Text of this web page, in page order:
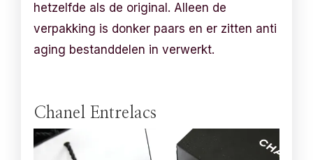
hetzelfde als de original. Alleen de
verpakking is donker paars en er zitten anti
aging bestanddelen in verwerkt.
Chanel Entrelacs